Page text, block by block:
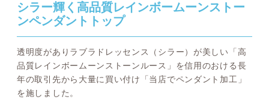
シラー輝く高品質レインボームーンストー
ンペンダントトップ
透明度がありラブラドレッセンス（シラー）が美しい「高
品質レインボームーンストーンルース」を信用のおける長
年の取引先から大量に買い付け「当店でペンダント加工」
を施しました。